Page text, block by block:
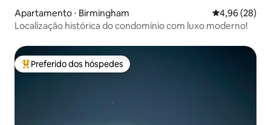
Apartamento ⋅ Birmingham 4,96 de uma
4,96 (28)
Localização histórica do condomínio com luxo moderno!
Entre os melhores preferidos dos hóspedes
Preferido dos hóspedes